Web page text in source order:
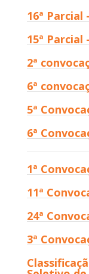
16ª Parcial
15ª Parcial
2ª
6ª
5ª
6ª
1ª
11ª
24ª
3ª